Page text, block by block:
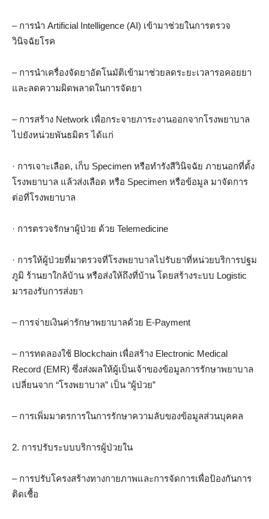
– การนำ Artificial Intelligence (AI) เข้ามาช่วยในการตรวจ
วินิจฉัยโรค
– การนำเครื่องจัดยาอัตโนมัติเข้ามาช่วยลดระยะเวลารอคอยยา
และลดความผิดพลาดในการจัดยา
– การสร้าง Network เพื่อกระจายภาระงานออกจากโรงพยาบาล
ไปยังหน่วยพันธมิตร ได้แก่
· การเจาะเลือด, เก็บ Specimen หรือทำรังสีวินิจฉัย ภายนอกที่ตั้ง
โรงพยาบาล แล้วส่งเลือด หรือ Specimen หรือข้อมูล มาจัดการ
ต่อที่โรงพยาบาล
· การตรวจรักษาผู้ป่วย ด้วย Telemedicine
· การให้ผู้ป่วยที่มาตรวจที่โรงพยาบาลไปรับยาที่หน่วยบริการปฐม
ภูมิ ร้านยาใกล้บ้าน หรือส่งให้ถึงที่บ้าน โดยสร้างระบบ Logistic
มารองรับการส่งยา
– การจ่ายเงินค่ารักษาพยาบาลด้วย E-Payment
– การทดลองใช้ Blockchain เพื่อสร้าง Electronic Medical
Record (EMR) ซึ่งส่งผลให้ผู้เป็นเจ้าของข้อมูลการรักษาพยาบาล
เปลี่ยนจาก “โรงพยาบาล” เป็น “ผู้ป่วย”
– การเพิ่มมาตรการในการรักษาความลับของข้อมูลส่วนบุคคล
2. การปรับระบบบริการผู้ป่วยใน
– การปรับโครงสร้างทางกายภาพและการจัดการเพื่อป้องกันการ
ติดเชื้อ